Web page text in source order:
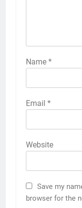
Name *
Email *
Website
Save my
browser for the